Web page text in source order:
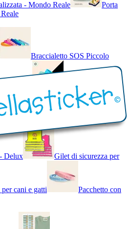
- Mondo Reale
Porta
Braccialetto SOS Piccolo
Bicolore Braccialetto SOS
Delux Gilet di sicurezza per
per cani e gatti
Pacchetto con